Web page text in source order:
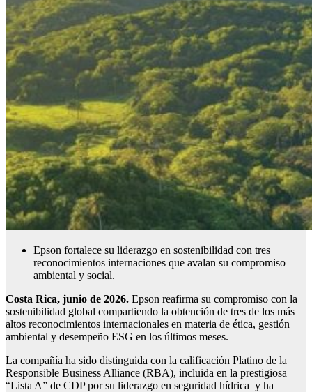
Epson fortalece su liderazgo en sostenibilidad con tres
reconocimientos internaciones que avalan su compromiso
ambiental y social.
Costa Rica, junio de 2026. Epson reafirma su compromiso con la
sostenibilidad global compartiendo la obtención de tres de los más
altos reconocimientos internacionales en materia de ética, gestión
ambiental y desempeño ESG en los últimos meses.
La compañía ha sido distinguida con la calificación Platino de la
Responsible Business Alliance (RBA), incluida en la prestigiosa
“Lista A” de CDP por su liderazgo en seguridad hídrica y ha